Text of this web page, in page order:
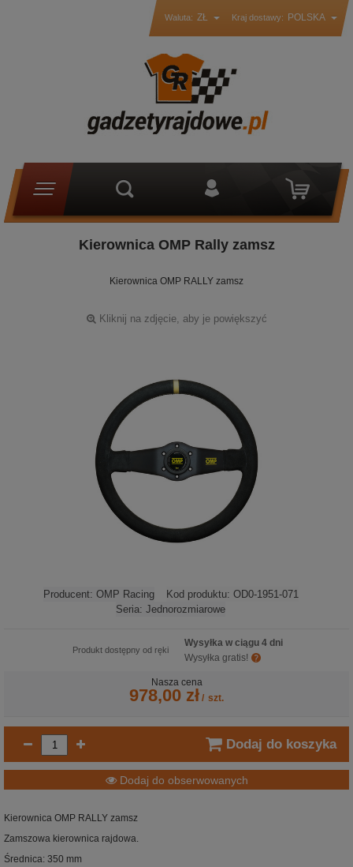
Waluta: ZŁ Kraj dostawy: POLSKA
Kierownica OMP Rally zamsz
Kierownica OMP RALLY zamsz
Kliknij na zdjęcie, aby je powiększyć
Producent: OMP Racing Kod produktu: OD0-1951-071
Seria: Jednorozmiarowe
Produkt dostępny od ręki
Wysyłka w ciągu 4 dni
Wysyłka gratis!
Nasza cena
978,00 zł / szt.
Dodaj do koszyka
Dodaj do obserwowanych
Kierownica OMP RALLY zamsz
Zamszowa kierownica rajdowa.
Średnica: 350 mm